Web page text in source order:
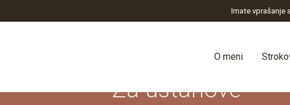
Imate vprašanje
O meni
Za ustanove